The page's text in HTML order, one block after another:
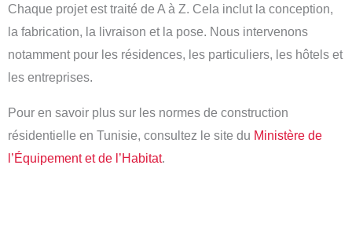
Chaque projet est traité de A à Z. Cela inclut la conception,
la fabrication, la livraison et la pose. Nous intervenons
notamment pour les résidences, les particuliers, les hôtels et
les entreprises.
Pour en savoir plus sur les normes de construction
résidentielle en Tunisie, consultez le site du Ministère de
l’Équipement et de l’Habitat.